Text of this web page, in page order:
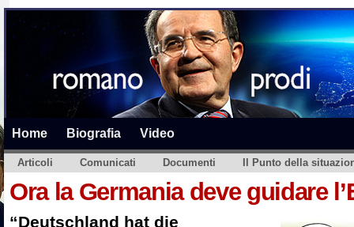
Home Biografia Video
Articoli Comunicati Documenti Il Punto della
Ora la Germania deve guidare
“Deutschland hat die